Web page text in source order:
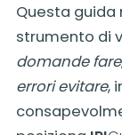
Questa guida
strumento di
domande fare
errori evitare,